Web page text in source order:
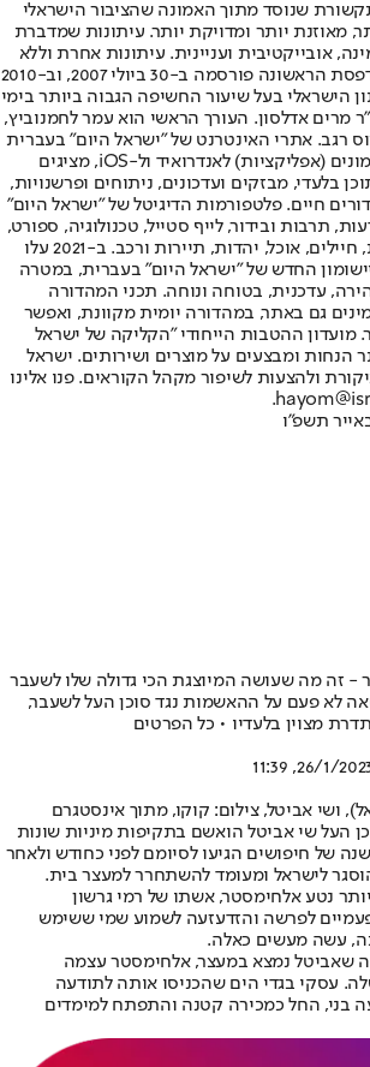
שנוסד מתוך האמונה שהציבור הישראלי
מאוזנת יותר ומדויקת יותר. עיתונות שמדברת
אובייקטיבית ועניינית. עיתונות אחרת וללא
תשלום. המהדורה המודפסת הראשונה פורסמה ב-30 ביולי 2007, וב-2010
הישראלי בעל שיעור החשיפה הגבוה ביותר בימי
מרים אדלסון. העורך הראשי הוא עמר לחמנוביץ,
רגב. אתרי האינטרנט של "ישראל היום" בעברית
ובאנגלית, כמו כן היישומונים (אפליקציות) לאנדרואיד ול-iOS, מציגים
בלעדי, מבזקים ועדכונים, ניתוחים ופרשנויות,
חיים. פלטפורמות הדיגיטל של "ישראל היום"
תרבות ובידור, לייף סטייל, טכנולוגיה, ספורט,
כלכלה וצרכנות, בריאות, חיילים, אוכל, יהדות, תיירות ורכב. ב-2021 עלו
החדש של "ישראל היום" בעברית, במטרה
עדכנית, בטוחה ונוחה. תכני המהדורה
גם באתר, במהדורה יומית מקוונת, ואפשר
מועדון ההטבות הייחודי "הקליקה של ישראל
הנחות ומבצעים על מוצרים ושירותים. ישראל
ולהצעות לשיפור מקהל הקוראים. פנו אלינו
תשפ"ו
- זה מה שעושה המיוצגת הכי גדולה שלו לשעבר
לא פעם על ההאשמות נגד סוכן העל לשעבר,
מצוין בלעדיו • כל הפרטים
26/1/2023,
ושי אביטל, צילום: קוקו, מתוך אינסטגרם
העל שי אביטל הואשם בתקיפות מיניות שונות
של חיפושים הגיעו לסיומם לפני כחודש ולאחר
לישראל ומעומד להשתחרר למעצר בית.
נטע אלחימסטר, אשתו של רמי גרשון
לפרשה והזדעזעה לשמוע שמי ששימש
עשה מעשים כאלה.
שאביטל נמצא במעצר, אלחימסטר עצמה
עסקי בגדי הים שהכניסו אותה לתודעה
בני, החל כמכירה קטנה והתפתח למימדים